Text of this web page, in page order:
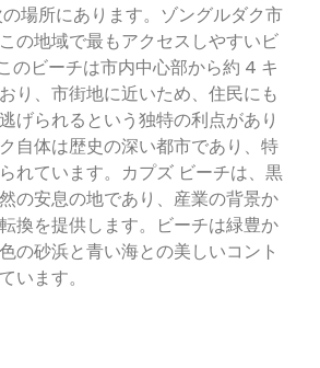
場所にあります。ゾングルダク市
の地域で最もアクセスしやすいビ
のビーチは市内中心部から約 4 キ
り、市街地に近いため、住民にも
げられるという独特の利点があり
自体は歴史の深い都市であり、特
れています。カプズ ビーチは、黒
の安息の地であり、産業の背景か
換を提供します。ビーチは緑豊か
の砂浜と青い海との美しいコント
います。